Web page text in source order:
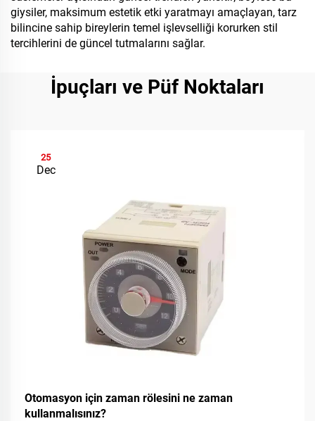
giysiler, maksimum estetik etki yaratmayı amaçlayan, tarz
bilincine sahip bireylerin temel işlevselliği korurken stil
tercihlerini de güncel tutmalarını sağlar.
İpuçları ve Püf Noktaları
25
Dec
Otomasyon için zaman rölesini ne zaman
kullanmalısınız?